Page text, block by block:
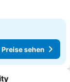
Preise sehen